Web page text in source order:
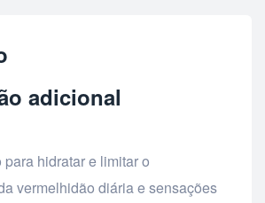
adicional
hidratar e limitar o
vermelhidão diária e sensações